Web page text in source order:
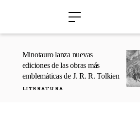
Minotauro lanza nuevas
ediciones de las obras más
emblemáticas de J. R. R. Tolkien
LITERATURA
›